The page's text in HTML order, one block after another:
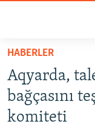
Esas
qaytmaq
Baş
navigatsiyağa
qaytmaq
HABERLER
SİYASET
İQTİSADİYAT
HABERLER
Aqyarda,
bağçasını
komiteti